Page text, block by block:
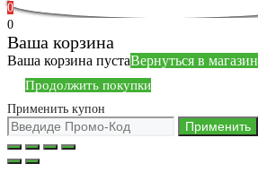
0
0
Ваша корзина
Ваша корзина пустаВернуться в магазин
Продолжить покупки
Применить купон
Применить